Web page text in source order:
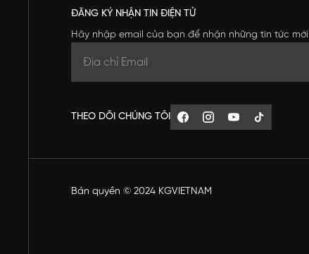
ĐĂNG KÝ NHẬN TIN ĐIỆN TỬ
Hãy nhập email của bạn để nhận những tin tức
THEO DÕI CHÚNG TÔI
Bản quyền © 2024 KGVIETNAM